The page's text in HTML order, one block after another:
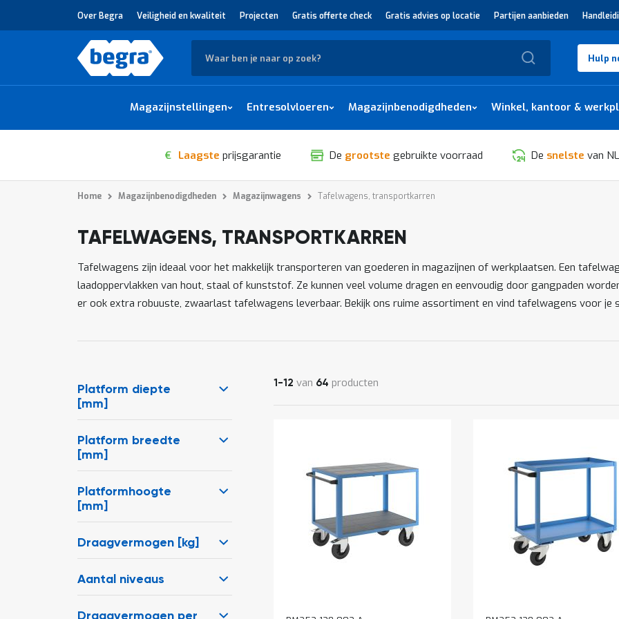
Over Begra Veiligheid en kwaliteit Projecten Gratis offerte check Gratis advies op locatie Partijen aanbieden
Zoek Hulp
Magazijnstellingen Entresolvloeren Magazijnbenodigdheden Winkel, kantoor &
€ Laagste prijsgarantie De grootste gebruikte voorraad De snelste van
Home Magazijnbenodigdheden Magazijnwagens Tafelwagens, transportkarren
TAFELWAGENS, TRANSPORTKARREN
Tafelwagens zijn ideaal voor het makkelijk transporteren van goederen in magazijnen of werkplaatsen. Een
laadoppervlakken van hout, staal of kunststof. Ze kunnen veel volume dragen en eenvoudig door gangpaden
er ook extra robuuste, zwaarlast tafelwagens leverbaar. Bekijk ons ruime assortiment en vind tafelwagens voor je
Platform diepte
[mm]
Platform breedte
[mm]
Platformhoogte
[mm]
Draagvermogen [kg]
Aantal niveaus
Draagvermogen per
1 -12 van 64 producten